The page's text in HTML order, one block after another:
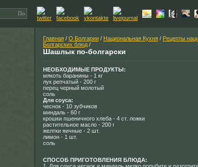
Главная / О Болгарии / Национальная Кухня / Рецепты
Болгарских блюд /
Шашлык по-болгарски
НЕОБХОДИМЫЕ ПРОДУКТЫ:
мякоть баранины - 1 кг
лук репчатый - 200 г
перец черный молотый
соль
Для соуса:
чеснок - 10 зубчиков
миндаль - 60 г
крошки пшеничного хлеба - 4 ст. ложки
растительное масло - 200 г
желтки яичные - 2 шт.
лимон - 1 шт.
соль
СПОСОБ ПРИГОТОВЛЕНИЯ БЛЮДА: